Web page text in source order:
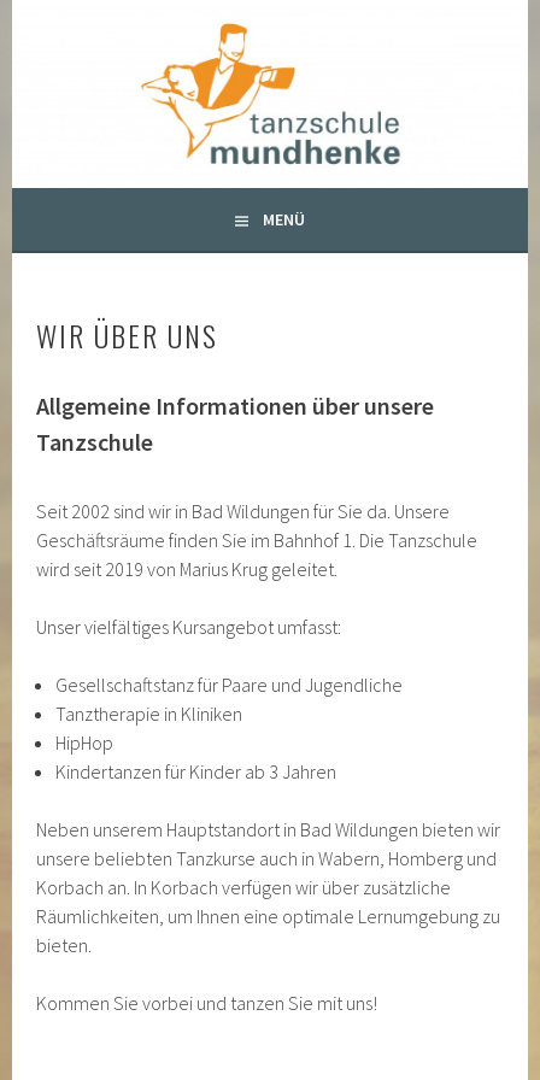
TANZSCHULE MUNDHENKE
MENÜ
WIR ÜBER UNS
Allgemeine Informationen über unsere
Tanzschule
Seit 2002 sind wir in Bad Wildungen für Sie da. Unsere
Geschäftsräume finden Sie im Bahnhof 1. Die Tanzschule
wird seit 2019 von Marius Krug geleitet.
Unser vielfältiges Kursangebot umfasst:
Gesellschaftstanz für Paare und Jugendliche
Tanztherapie in Kliniken
HipHop
Kindertanzen für Kinder ab 3 Jahren
Neben unserem Hauptstandort in Bad Wildungen bieten wir
unsere beliebten Tanzkurse auch in Wabern, Homberg und
Korbach an. In Korbach verfügen wir über zusätzliche
Räumlichkeiten, um Ihnen eine optimale Lernumgebung zu
bieten.
Kommen Sie vorbei und tanzen Sie mit uns!